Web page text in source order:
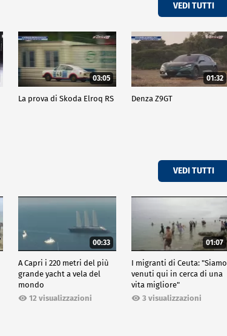
VEDI TUTTI
03:05
La prova di Skoda Elroq RS
01:32
Denza Z9GT
VEDI TUTTI
00:33
A Capri i 220 metri del più
grande yacht a vela del
mondo
12 visualizzazioni
01:07
I migranti di Ceuta: "Siamo
venuti qui in cerca di una
vita migliore"
3 visualizzazioni